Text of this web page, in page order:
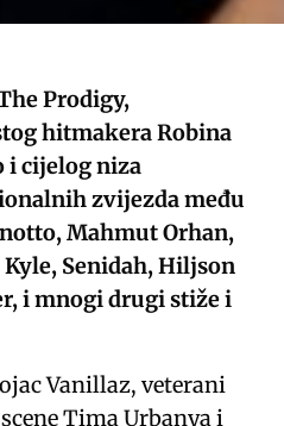
Prodigy,
hitmakera Robina
i cijelog niza
zvijezda među
Mahmut Orhan,
Senidah, Hiljson
i mnogi drugi stiže i
Vanillaz, veterani
Tima Urbanya i